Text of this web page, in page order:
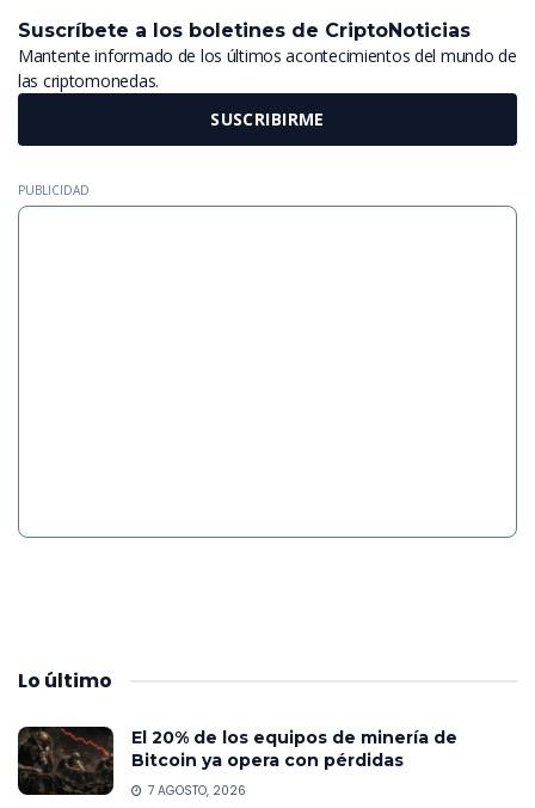
Suscríbete a los boletines de CriptoNoticias
Mantente informado de los últimos acontecimientos del mundo de
las criptomonedas.
SUSCRIBIRME
PUBLICIDAD
Lo último
El 20% de los equipos de minería de
Bitcoin ya opera con pérdidas
7 AGOSTO, 2026